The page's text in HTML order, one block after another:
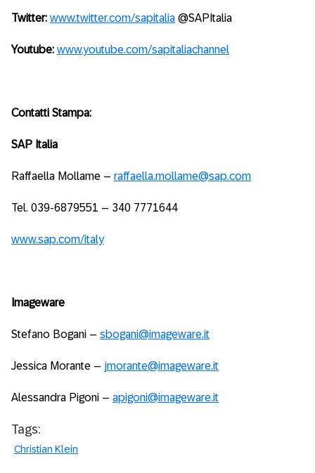
Twitter: www.twitter.com/sapitalia @SAPItalia
Youtube: www.youtube.com/sapitaliachannel
Contatti Stampa:
SAP Italia
Raffaella Mollame – raffaella.mollame@sap.com
Tel. 039-6879551 – 340 7771644
www.sap.com/italy
Imageware
Stefano Bogani – sbogani@imageware.it
Jessica Morante – jmorante@imageware.it
Alessandra Pigoni – apigoni@imageware.it
Tags:
Christian Klein